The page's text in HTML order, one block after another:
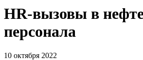
HR-вызовы в
персонала
10 октября 2022